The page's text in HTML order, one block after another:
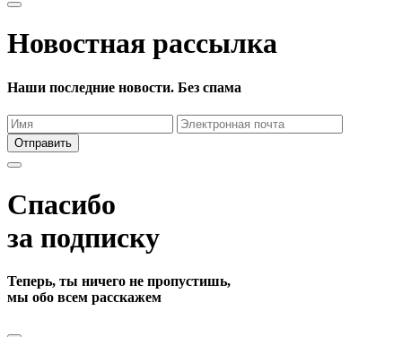
Новостная рассылка
Наши последние новости. Без спама
Отправить
Спасибо
за подписку
Теперь, ты ничего не пропустишь,
мы обо всем расскажем